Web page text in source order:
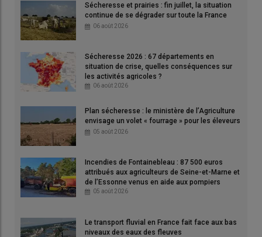
Le texte, visant à réduire l’exposition de la population au métal
lourd en ciblant les engrais, pourrait être examiné pour la
semaine du 1er juin.
© Assemblée nationale (2024)
« Une première victoire contre le cadmium ! », se félicite le
LinkedIn
, après que saproposition de loi
sur le cadmium
ait été inscrite à l’agenda de l’Assemblée nationale. Le texte,
visant à
réduire l’exposition de la population au métal lourd
semaine du 1erjuin. Il contient un article unique, qui prévoit
d’appliquer les recommandations de l’Ansessur la teneur
maximale de cadmium (Cd) dans les
kilogramme d’anhydride phosphorique
2 O 5
) en France, la
proposition de loi prévoit de passer à40 milligrammes à partir
Sécheresse et prairies : fin juillet, la situation
continue de se dégrader sur toute la France
06 août 2026
Sécheresse 2026 : 67 départements en
situation de crise, quelles conséquences sur
les activités agricoles ?
06 août 2026
Plan sécheresse : le ministère de l’Agriculture
envisage un volet « fourrage » pour les éleveurs
05 août 2026
Incendies de Fontainebleau : 87 500 euros
attribués aux agriculteurs de Seine-et-Marne et
de l’Essonne venus en aide aux pompiers
05 août 2026
Le transport fluvial en France fait face aux bas
niveaux des eaux des fleuves